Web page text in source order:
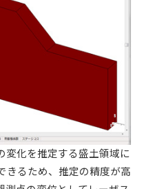
変化を推定する盛土領域に
きるため、推定の精度が高